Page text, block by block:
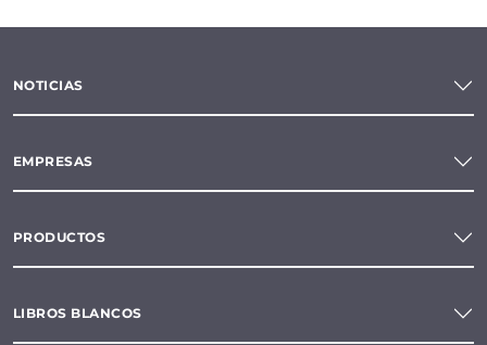
NOTICIAS
EMPRESAS
PRODUCTOS
LIBROS BLANCOS